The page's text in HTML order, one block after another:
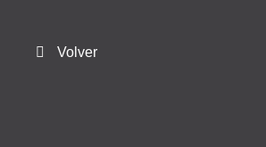
Volver